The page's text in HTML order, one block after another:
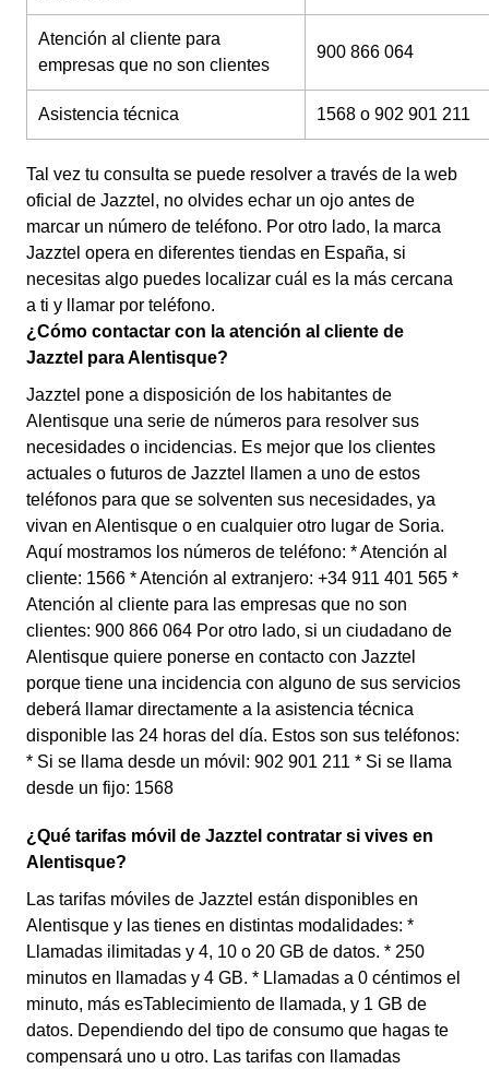
Atención al cliente para
empresas que no son clientes
900 866 064
Asistencia técnica 1568 o 902 901 211
Tal vez tu consulta se puede resolver a través de la web
oficial de Jazztel, no olvides echar un ojo antes de
marcar un número de teléfono. Por otro lado, la marca
Jazztel opera en diferentes tiendas en España, si
necesitas algo puedes localizar cuál es la más cercana
a ti y llamar por teléfono.
¿Cómo contactar con la atención al cliente de
Jazztel para Alentisque?
Jazztel pone a disposición de los habitantes de
Alentisque una serie de números para resolver sus
necesidades o incidencias. Es mejor que los clientes
actuales o futuros de Jazztel llamen a uno de estos
teléfonos para que se solventen sus necesidades, ya
vivan en Alentisque o en cualquier otro lugar de Soria.
Aquí mostramos los números de teléfono: * Atención al
cliente: 1566 * Atención al extranjero: +34 911 401 565 *
Atención al cliente para las empresas que no son
clientes: 900 866 064 Por otro lado, si un ciudadano de
Alentisque quiere ponerse en contacto con Jazztel
porque tiene una incidencia con alguno de sus servicios
deberá llamar directamente a la asistencia técnica
disponible las 24 horas del día. Estos son sus teléfonos:
* Si se llama desde un móvil: 902 901 211 * Si se llama
desde un fijo: 1568
¿Qué tarifas móvil de Jazztel contratar si vives en
Alentisque?
Las tarifas móviles de Jazztel están disponibles en
Alentisque y las tienes en distintas modalidades: *
Llamadas ilimitadas y 4, 10 o 20 GB de datos. * 250
minutos en llamadas y 4 GB. * Llamadas a 0 céntimos el
minuto, más esTablecimiento de llamada, y 1 GB de
datos. Dependiendo del tipo de consumo que hagas te
compensará uno u otro. Las tarifas con llamadas